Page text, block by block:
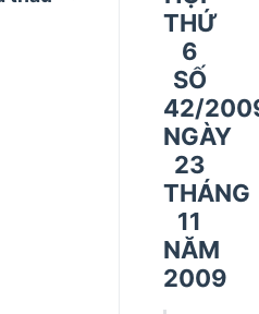
open in new window
THỨ
6
SỐ
42/
NGÀY
23
THÁNG
11
NĂM
2009